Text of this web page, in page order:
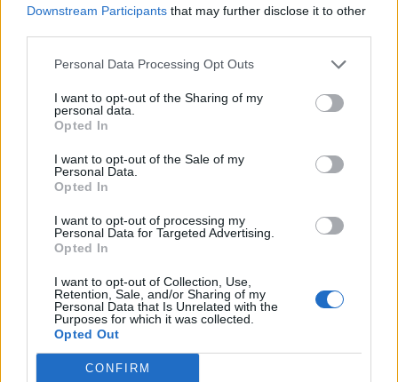
Downstream Participants that may further disclose it to other
Personal Data Processing Opt Outs
I want to opt-out of the Sharing of my
personal data.
Opted In
I want to opt-out of the Sale of my
Personal Data.
Opted In
I want to opt-out of processing my
Personal Data for Targeted Advertising.
Opted In
I want to opt-out of Collection, Use,
Retention, Sale, and/or Sharing of my
Personal Data that Is Unrelated with the
Purposes for which it was collected.
Opted Out
CONFIRM